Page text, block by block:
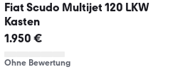
Fiat Scudo Multijet 120 LKW
Kasten
1.950 €
Ohne Bewertung